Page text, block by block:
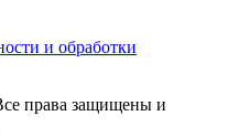
и обработки
права защищены и